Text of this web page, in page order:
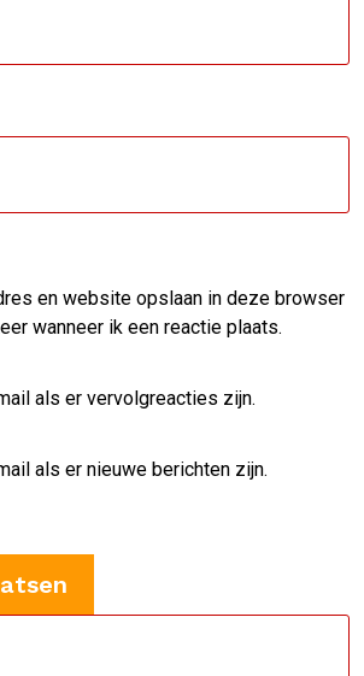
en website opslaan in deze browser
wanneer ik een reactie plaats.
als er vervolgreacties zijn.
als er nieuwe berichten zijn.